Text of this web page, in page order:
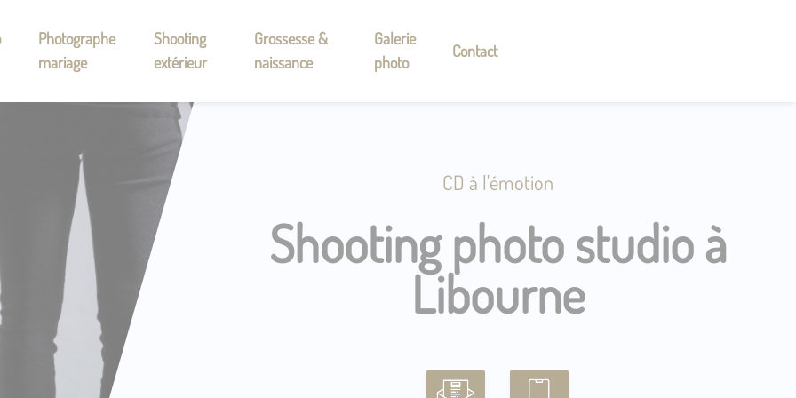
Photographe
mariage
Shooting
extérieur
Grossesse &
naissance
Galerie
photo
Contact
CD à l'émotion
Shooting photo studio à
Libourne